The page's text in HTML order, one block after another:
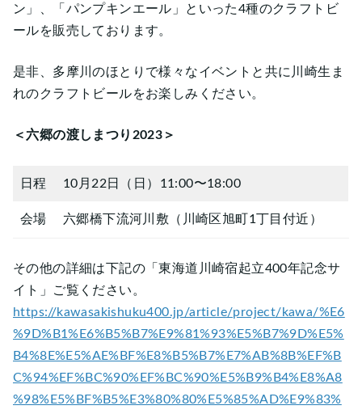
ン」、「パンプキンエール」といった4種のクラフトビ
ールを販売しております。
是非、多摩川のほとりで様々なイベントと共に川崎生ま
れのクラフトビールをお楽しみください。
＜六郷の渡しまつり2023 ＞
日程 10月22日（日）11:00〜18:00
会場 六郷橋下流河川敷（川崎区旭町1丁目付近）
その他の詳細は下記の「東海道川崎宿起立400年記念サ
イト」ご覧ください。
https://kawasakishuku400.jp/article/project/kawa/%E6
%9D%B1%E6%B5%B7%E9%81%93%E5%B7%9D%E5%
B4%8E%E5%AE%BF%E8%B5%B7%E7%AB%8B%EF%B
C%94%EF%BC%90%EF%BC%90%E5%B9%B4%E8%A8
%98%E5%BF%B5%E3%80%80%E5%85%AD%E9%83%